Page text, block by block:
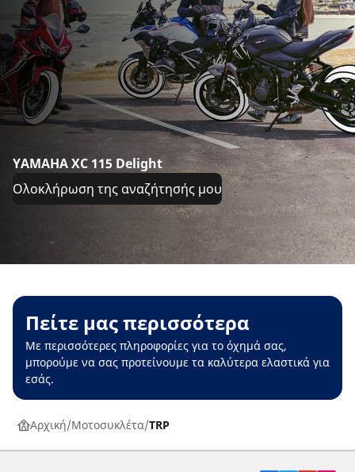
YAMAHA XC 115 Delight
Ολοκλήρωση της αναζήτησής μου
Πείτε μας περισσότερα
Με περισσότερες πληροφορίες για το όχημά σας,
μπορούμε να σας προτείνουμε τα καλύτερα ελαστικά για
εσάς.
Αρχική Μοτοσυκλέτα TRP